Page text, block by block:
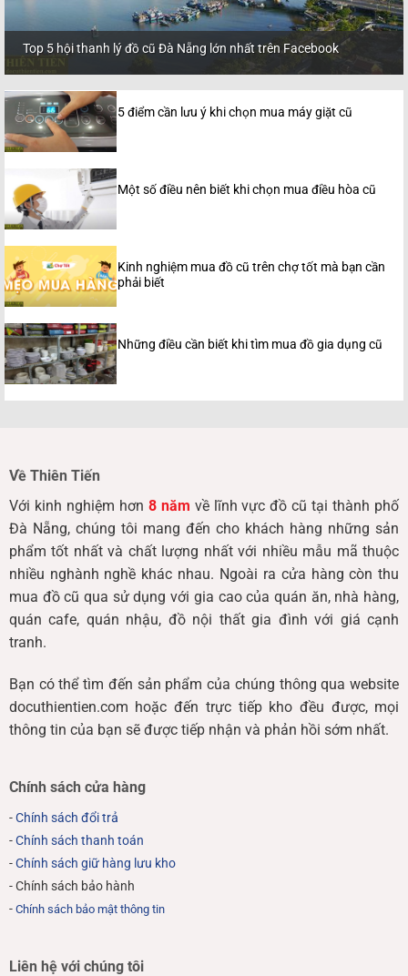
Top 5 hội thanh lý đồ cũ Đà Nẵng lớn nhất trên Facebook
5 điểm cần lưu ý khi chọn mua máy giặt cũ
Một số điều nên biết khi chọn mua điều hòa cũ
Kinh nghiệm mua đồ cũ trên chợ tốt mà bạn cần
phải biết
Những điều cần biết khi tìm mua đồ gia dụng cũ
Về Thiên Tiến
Với kinh nghiệm hơn 8 năm về lĩnh vực đồ cũ tại thành phố
Đà Nẵng, chúng tôi mang đến cho khách hàng những sản
phẩm tốt nhất và chất lượng nhất với nhiều mẫu mã thuộc
nhiều nghành nghề khác nhau. Ngoài ra cửa hàng còn thu
mua đồ cũ qua sử dụng với gia cao của quán ăn, nhà hàng,
quán cafe, quán nhậu, đồ nội thất gia đình với giá cạnh
tranh.
Bạn có thể tìm đến sản phẩm của chúng thông qua website
docuthientien.com hoặc đến trực tiếp kho đều được, mọi
thông tin của bạn sẽ được tiếp nhận và phản hồi sớm nhất.
Chính sách cửa hàng
-Chính sách đổi trả
-Chính sách thanh toán
-Chính sách giữ hàng lưu kho
- Chính sách bảo hành
- Chính sách bảo mật thông tin
Liên hệ với chúng tôi